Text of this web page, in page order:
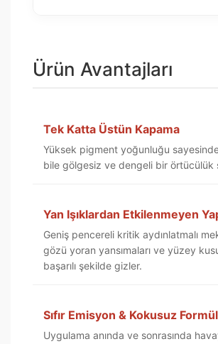
Ürün Avantajları
Tek Katta Üstün Kapama
Yüksek pigment yoğunluğu
bile gölgesiz ve dengeli bir örtücülük
Yan Işıklardan Etkilenmeyen
Geniş pencereli kritik aydınlatmalı
gözü yoran yansımaları ve yüzey
başarılı şekilde gizler.
Sıfır Emisyon & Kokusuz Formül
Uygulama anında ve sonrasında